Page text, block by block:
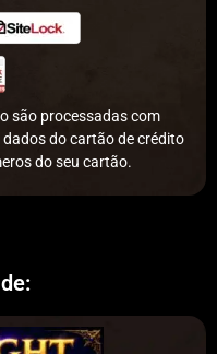
são processadas com
do cartão de crédito
do seu cartão.